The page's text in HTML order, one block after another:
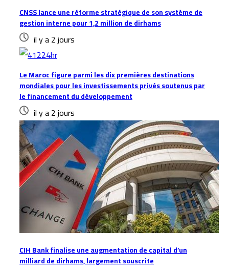
CNSS lance une réforme stratégique de son système de
gestion interne pour 1,2 million de dirhams
il y a 2 jours
Le Maroc figure parmi les dix premières destinations
mondiales pour les investissements privés soutenus par
le financement du développement
il y a 2 jours
CIH Bank finalise une augmentation de capital d’un
milliard de dirhams, largement souscrite